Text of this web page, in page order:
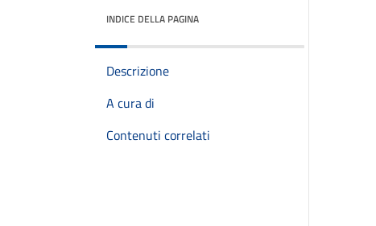
INDICE DELLA PAGINA
Descrizione
A cura di
Contenuti correlati